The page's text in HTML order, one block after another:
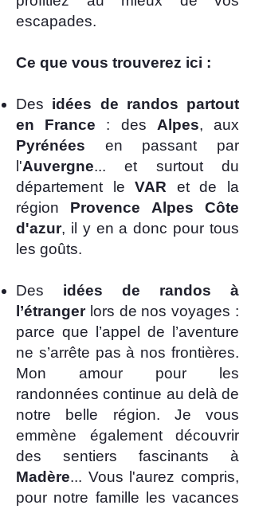
escapades.
Ce que vous trouverez ici :
​Des idées de randos partout
en France : des Alpes, aux
Pyrénées en passant par
l'Auvergne... et surtout du
département leVAR et de la
région Provence Alpes Côte
d'azur, il y en a donc pour tous
les goûts.
Des idées de randos à
l’étrangerlors de nos voyages :
parce que l’appel de l’aventure
ne s’arrête pas à nos frontières.
Mon amour pour les
randonnées continue au delà de
notre belle région. Je vous
emmène également découvrir
des sentiers fascinants à
Madère... Vous l'aurez compris,
pour notre famille les vacances